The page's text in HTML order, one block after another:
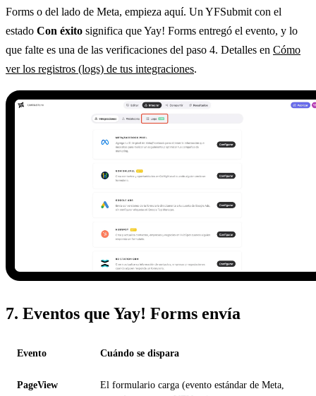
Forms o del lado de Meta, empieza aquí. Un YFSubmit con el
estado Con éxito significa que Yay! Forms entregó el evento, y lo
que falte es una de las verificaciones del paso 4. Detalles en Cómo
ver los registros (logs) de tus integraciones.
7. Eventos que Yay! Forms envía
Evento Cuándo se dispara
PageView
El formulario carga (evento estándar de Meta,